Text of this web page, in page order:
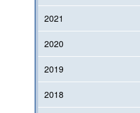
2021
2020
2019
2018